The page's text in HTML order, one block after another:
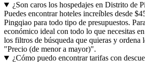
¿Son caros los hospedajes en Distrito de
Puedes encontrar hoteles increíbles desde
Pingqiao para todo tipo de presupuestos.
económico ideal con todo lo que necesitas
los filtros de búsqueda que quieras y ordena
"Precio (de menor a mayor)".
¿Cómo puedo encontrar tarifas con